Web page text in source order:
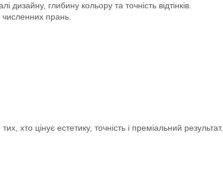
глибину кольору та точність відтінків.
прань.
хто цінує естетику, точність і преміальний результат.